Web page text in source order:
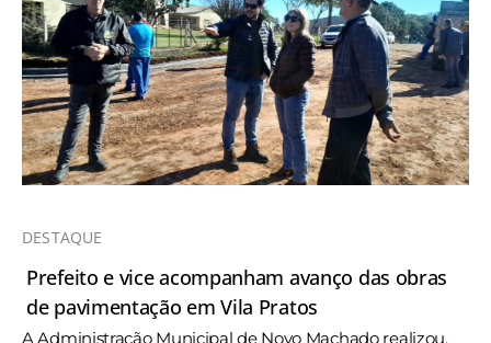
DESTAQUE
Prefeito e vice acompanham avanço das obras
de pavimentação em Vila Pratos
A Administração Municipal de Novo Machado realizou,